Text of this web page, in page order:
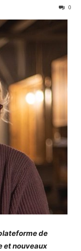
0
de
et nouveaux